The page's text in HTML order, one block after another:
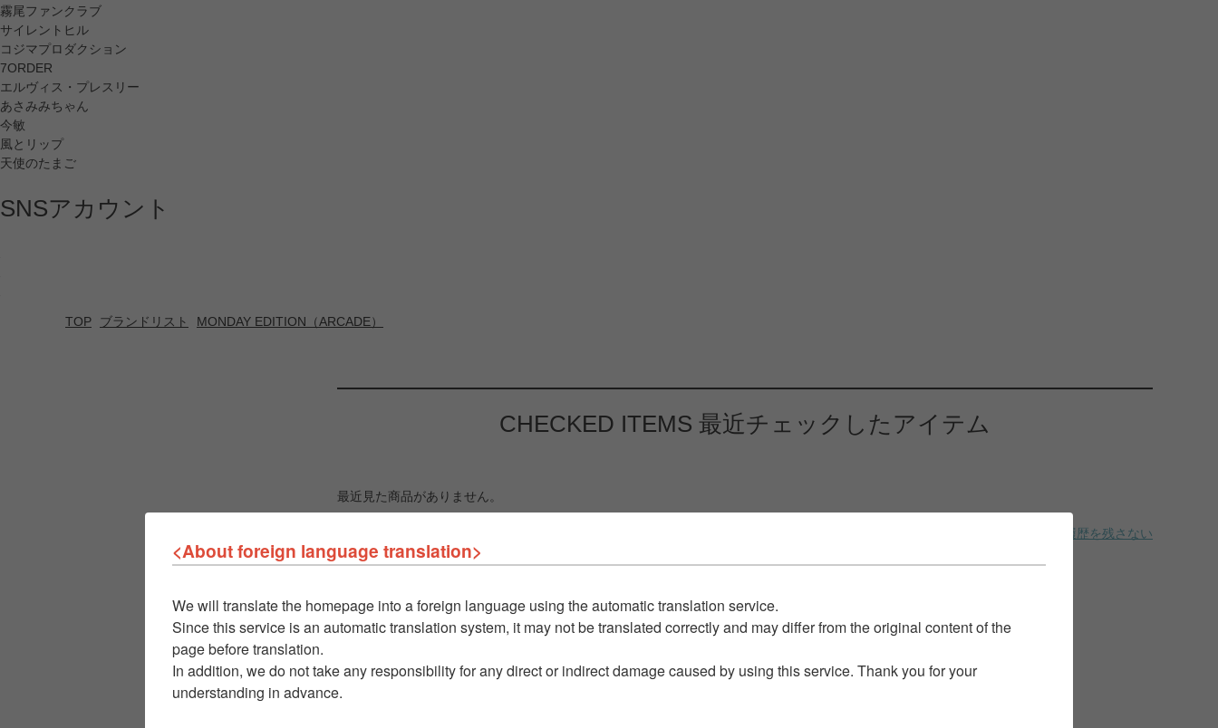
霧尾ファンクラブ
サイレントヒル
コジマプロダクション
7ORDER
エルヴィス・プレスリー
あさみみちゃん
今敏
風とリップ
天使のたまご
SNSアカウント
TOP ブランドリスト MONDAY EDITION（ARCADE）
CHECKED ITEMS 最近チェックしたアイテム
最近見た商品がありません。
履歴を残さない
<About foreign language translation>
We will translate the homepage into a foreign language using the automatic translation service.
Since this service is an automatic translation system, it may not be translated correctly and may differ from the original content of the
page before translation.
In addition, we do not take any responsibility for any direct or indirect damage caused by using this service. Thank you for your
understanding in advance.